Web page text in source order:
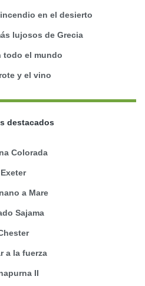
en el desierto
lujosos de Grecia
todo el mundo
y el vino
destacados
Colorada
Exeter
a Mare
Sajama
a la fuerza
II